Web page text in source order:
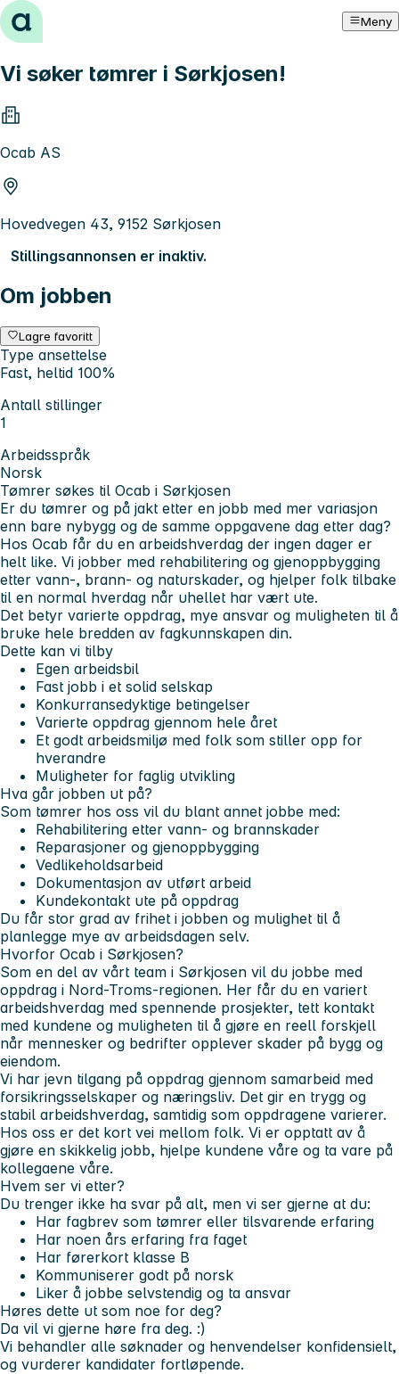
Hopp til innhold Meny
Vi søker tømrer i Sørkjosen!
Ocab AS
Hovedvegen 43, 9152 Sørkjosen
Stillingsannonsen er inaktiv.
Om jobben
Lagre favoritt
Type ansettelse
Fast, heltid 100%
Antall stillinger
1
Arbeidsspråk
Norsk
Tømrer søkes til Ocab i Sørkjosen
Er du tømrer og på jakt etter en jobb med mer variasjon
enn bare nybygg og de samme oppgavene dag etter dag?
Hos Ocab får du en arbeidshverdag der ingen dager er
helt like. Vi jobber med rehabilitering og gjenoppbygging
etter vann-, brann- og naturskader, og hjelper folk tilbake
til en normal hverdag når uhellet har vært ute.
Det betyr varierte oppdrag, mye ansvar og muligheten til å
bruke hele bredden av fagkunnskapen din.
Dette kan vi tilby
Egen arbeidsbil
Fast jobb i et solid selskap
Konkurransedyktige betingelser
Varierte oppdrag gjennom hele året
Et godt arbeidsmiljø med folk som stiller opp for
hverandre
Muligheter for faglig utvikling
Hva går jobben ut på?
Som tømrer hos oss vil du blant annet jobbe med:
Rehabilitering etter vann- og brannskader
Reparasjoner og gjenoppbygging
Vedlikeholdsarbeid
Dokumentasjon av utført arbeid
Kundekontakt ute på oppdrag
Du får stor grad av frihet i jobben og mulighet til å
planlegge mye av arbeidsdagen selv.
Hvorfor Ocab i Sørkjosen?
Som en del av vårt team i Sørkjosen vil du jobbe med
oppdrag i Nord-Troms-regionen. Her får du en variert
arbeidshverdag med spennende prosjekter, tett kontakt
med kundene og muligheten til å gjøre en reell forskjell
når mennesker og bedrifter opplever skader på bygg og
eiendom.
Vi har jevn tilgang på oppdrag gjennom samarbeid med
forsikringsselskaper og næringsliv. Det gir en trygg og
stabil arbeidshverdag, samtidig som oppdragene varierer.
Hos oss er det kort vei mellom folk. Vi er opptatt av å
gjøre en skikkelig jobb, hjelpe kundene våre og ta vare på
kollegaene våre.
Hvem ser vi etter?
Du trenger ikke ha svar på alt, men vi ser gjerne at du:
Har fagbrev som tømrer eller tilsvarende erfaring
Har noen års erfaring fra faget
Har førerkort klasse B
Kommuniserer godt på norsk
Liker å jobbe selvstendig og ta ansvar
Høres dette ut som noe for deg?
Da vil vi gjerne høre fra deg. :)
Vi behandler alle søknader og henvendelser konfidensielt,
og vurderer kandidater fortløpende.